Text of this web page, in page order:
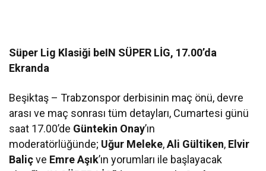
Süper Lig Klasiği beIN SÜPER LİG, 17.00’da
Ekranda
Beşiktaş – Trabzonspor derbisinin maç önü, devre
arası ve maç sonrası tüm detayları, Cumartesi günü
saat 17.00’de Güntekin Onay’ın
moderatörlüğünde; Uğur Meleke,Ali Gültiken, Elvir
Baliçve Emre Aşık’ın yorumları ile başlayacak